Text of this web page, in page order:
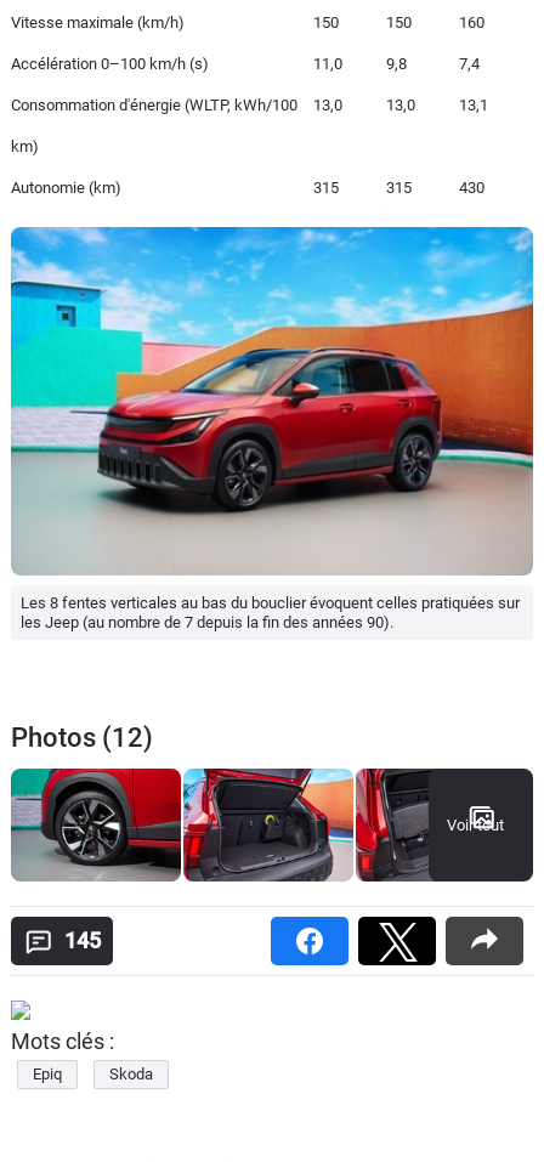
Vitesse maximale (km/h) 150 150 160
Accélération 0–100 km/h (s) 11,0 9,8 7,4
Consommation d'énergie (WLTP, kWh/100
km)
13,0 13,0 13,1
Autonomie (km) 315 315 430
Les 8 fentes verticales au bas du bouclier évoquent celles pratiquées sur
les Jeep (au nombre de 7 depuis la fin des années 90).
Photos (12)
Voir tout
145
Mots clés :
Epiq Skoda